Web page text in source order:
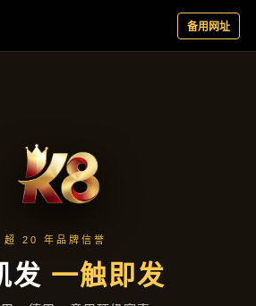
合作实例
首页 合作实例